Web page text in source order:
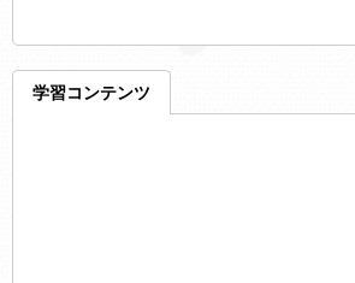
学習コンテンツ